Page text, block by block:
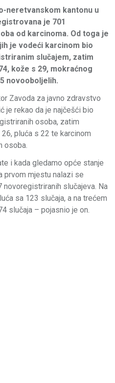
neretvanskom kantonu u
je 701
od karcinoma. Od toga je
je vodeći karcinom bio
slučajem, zatim
kože s 29, mokraćnog
novooboljelih.
Zavoda za javno zdravstvo
je rekao da je najčešći bio
osoba, zatim
pluća s 22 te karcinom
osoba.
i kada gledamo opće stanje
prvom mjestu nalazi se
slučajeva. Na
sa 123 slučaja, a na trećem
slučaja – pojasnio je on.